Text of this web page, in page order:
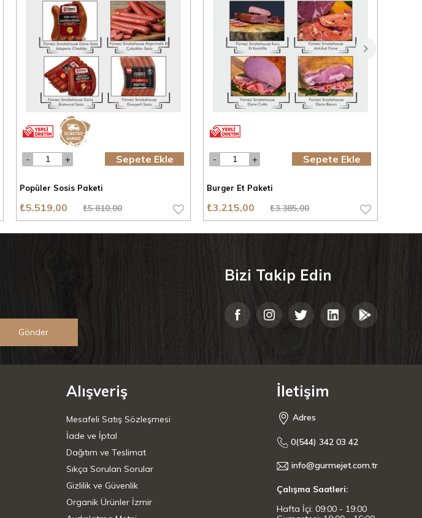
Popüler Sosis Paketi
₺5.519,00 ₺5.810,00
Sepete Ekle
Burger Et Paketi
₺3.215,00 ₺3.385,00
Sepete Ekle
Gönder
Bizi Takip Edin
Alışveriş
Mesafeli Satış Sözleşmesi
İade ve İptal
Dağıtım ve Teslimat
Sıkça Sorulan Sorular
Gizlilik ve Güvenlik
Organik Ürünler İzmir
İletişim
Adres
0(544) 342 03 42
info@gurmejet.com.tr
Çalışma Saatleri:
Hafta İçi: 09:00 - 19:00